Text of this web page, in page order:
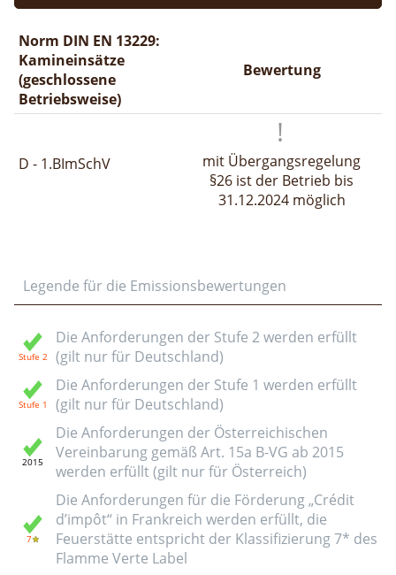
Norm DIN EN 13229:
Kamineinsätze
(geschlossene
Betriebsweise)
Bewertung
D - 1.BImSchV
mit Übergangsregelung
§26 ist der Betrieb bis
31.12.2024 möglich
Legende für die Emissionsbewertungen
Die Anforderungen der Stufe 2 werden erfüllt
(gilt nur für Deutschland)
Die Anforderungen der Stufe 1 werden erfüllt
(gilt nur für Deutschland)
Die Anforderungen der Österreichischen
Vereinbarung gemäß Art. 15a B-VG ab 2015
werden erfüllt (gilt nur für Österreich)
Die Anforderungen für die Förderung „Crédit
d’impôt“ in Frankreich werden erfüllt, die
Feuerstätte entspricht der Klassifizierung 7* des
Flamme Verte Label